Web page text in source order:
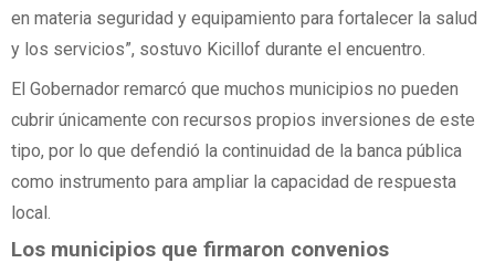
en materia seguridad y equipamiento para fortalecer la salud
y los servicios”, sostuvo Kicillof durante el encuentro.
El Gobernador remarcó que muchos municipios no pueden
cubrir únicamente con recursos propios inversiones de este
tipo, por lo que defendió la continuidad de la banca pública
como instrumento para ampliar la capacidad de respuesta
local.
Los municipios que firmaron convenios